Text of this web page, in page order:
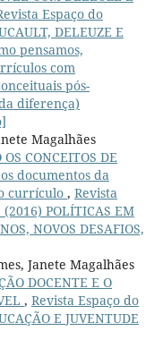
Espaço do
DELEUZE E
pensamos,
com
pós-
diferença)
Magalhães
CONCEITOS DE
documentos da
currículo , Revista
POLÍTICAS EM
NOVOS DESAFIOS,
Janete Magalhães
DOCENTE E O
, Revista Espaço do
E JUVENTUDE